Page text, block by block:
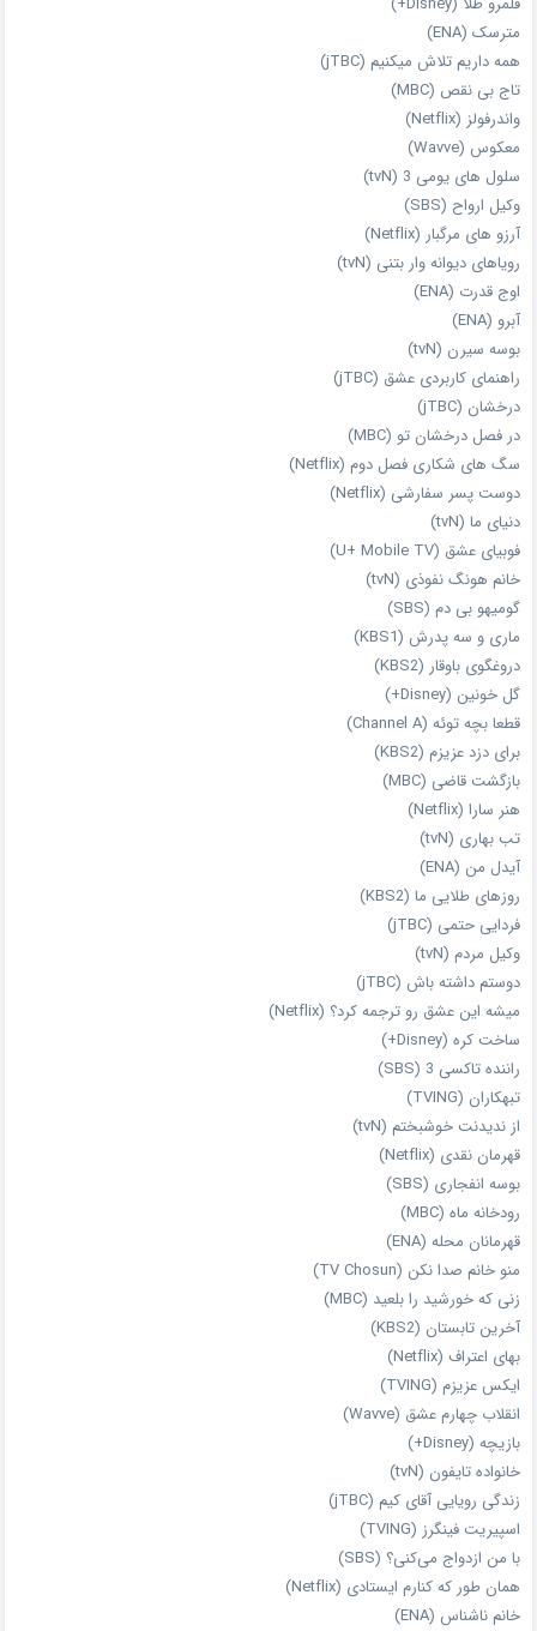
مترسک (ENA)
همه داریم تلاش میکنیم (jTBC)
تاج بی‌ نقص (MBC)
واندرفولز (Netflix)
معکوس (Wavve)
سلول های یومی 3 (tvN)
وکیل ارواح (SBS)
آرزو های مرگبار (Netflix)
رویاهای دیوانه‌ وار بتنی (tvN)
اوج قدرت (ENA)
آبرو (ENA)
بوسه سیرن (tvN)
راهنمای کاربردی عشق (jTBC)
درخشان (jTBC)
در فصل درخشان تو (MBC)
سگ های شکاری فصل دوم (Netflix)
دوست‌ پسر سفارشی (Netflix)
دنیای ما (tvN)
فوبیای عشق (U+ Mobile TV)
خانم هونگ نفوذی (tvN)
گومیهو بی دم (SBS)
ماری و سه پدرش (KBS1)
دروغگوی باوقار (KBS2)
گل خونین (Disney+)
قطعا بچه توئه (Channel A)
برای دزد عزیزم (KBS2)
بازگشت قاضی (MBC)
هنر سارا (Netflix)
تب بهاری (tvN)
آیدل من (ENA)
روزهای طلایی ما (KBS2)
فردایی حتمی (jTBC)
وکیل مردم (tvN)
دوستم داشته باش (jTBC)
میشه این عشق رو ترجمه کرد؟ (Netflix)
ساخت کره (Disney+)
راننده تاکسی 3 (SBS)
تبهکاران (TVING)
از ندیدنت خوشبختم (tvN)
قهرمان نقدی (Netflix)
بوسه انفجاری (SBS)
رودخانه ماه (MBC)
قهرمانان محله (ENA)
منو خانم صدا نکن (TV Chosun)
زنی که خورشید را بلعید (MBC)
آخرین تابستان (KBS2)
بهای اعتراف (Netflix)
ایکس عزیزم (TVING)
انقلاب چهارم عشق (Wavve)
بازیچه (Disney+)
خانواده تایفون (tvN)
زندگی رویایی آقای کیم (jTBC)
اسپیریت فینگرز (TVING)
با من ازدواج می‌کنی؟ (SBS)
همان‌ طور که کنارم ایستادی (Netflix)
خانم ناشناس (ENA)